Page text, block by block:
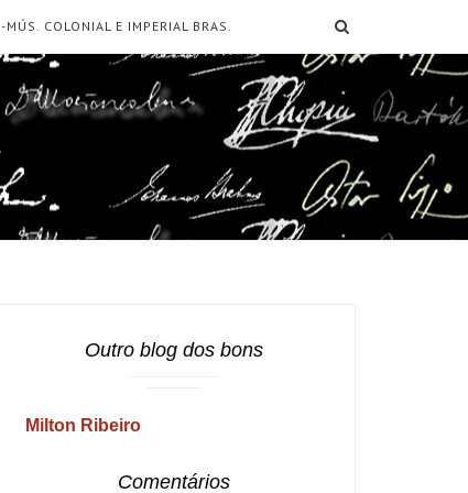
-MÚS. COLONIAL E IMPERIAL BRAS.
Outro blog dos bons
Milton Ribeiro
Comentários